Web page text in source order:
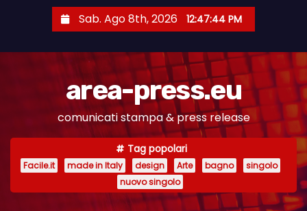
Sab. Ago 8th, 2026 12:47:45 PM
area-press.eu
comunicati stampa & press release
Tag popolari
Facile.it made in Italy design Arte bagno
singolo
nuovo singolo